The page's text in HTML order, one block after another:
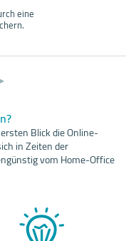
eine
Blick die Online-
in Zeiten der
vom Home-Office